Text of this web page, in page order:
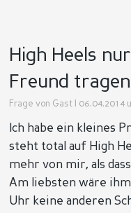
High Heels
Freund
Frage von Gast | 06.04.2014
Ich habe ein kleines
steht total auf High
mehr von mir, als
Am liebsten wäre
Uhr keine anderen